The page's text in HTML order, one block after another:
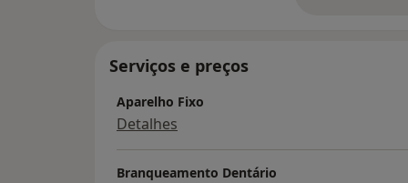
Serviços e preços
Aparelho Fixo
Detalhes
Branqueamento Dentário